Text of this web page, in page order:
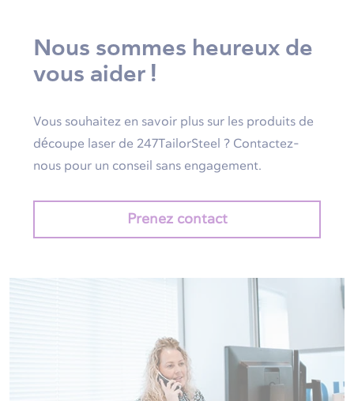
Nous sommes heureux de
vous aider !
Vous souhaitez en savoir plus sur les produits de
découpe laser de 247TailorSteel ? Contactez-
nous pour un conseil sans engagement.
Prenez contact